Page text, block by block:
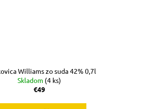
Williams zo suda 42% 0,7l
Skladom (4 ks)
€49